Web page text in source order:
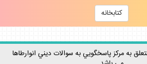
كتابخانه
به مركز پاسخگويي به سوالات ديني انوارطاها